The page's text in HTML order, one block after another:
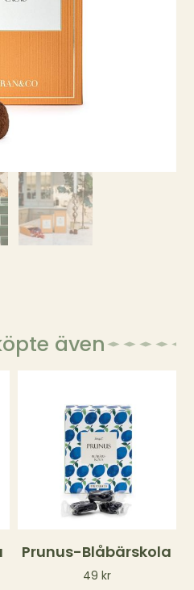
även
Prunus-Blåbärskola
49 kr